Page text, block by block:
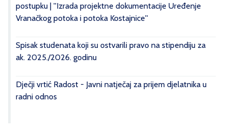
postupku | ''Izrada projektne dokumentacije Uređenje
Vranačkog potoka i potoka Kostajnice''
Spisak studenata koji su ostvarili pravo na stipendiju za
ak. 2025./2026. godinu
Dječji vrtić Radost - Javni natječaj za prijem djelatnika u
radni odnos